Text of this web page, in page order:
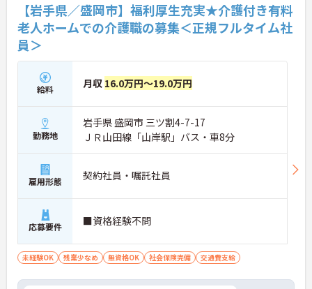
【岩手県／盛岡市】福利厚生充実★介護付き有料
老人ホームでの介護職の募集＜正規フルタイム社
員＞
給料 月収 16.0万円～19.0万円
勤務地
岩手県 盛岡市 三ツ割4-7-17
ＪＲ山田線「山岸駅」バス・車8分
雇用形態 契約社員・嘱託社員
応募要件 ■資格経験不問
未経験OK 残業少なめ 無資格OK 社会保険完備 交通費支給